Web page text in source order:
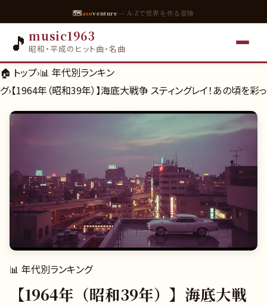
🗺asoventure — A-Zで世界を作る冒険
🎵 music1963
昭和・平成のヒット曲・名曲
🏠 トップ›📊 年代別ランキン
グ›【1964年（昭和39年）】海底大戦争 スティングレイ！あの頃を
📊 年代別ランキング
【1964年（昭和39年）】海底大戦